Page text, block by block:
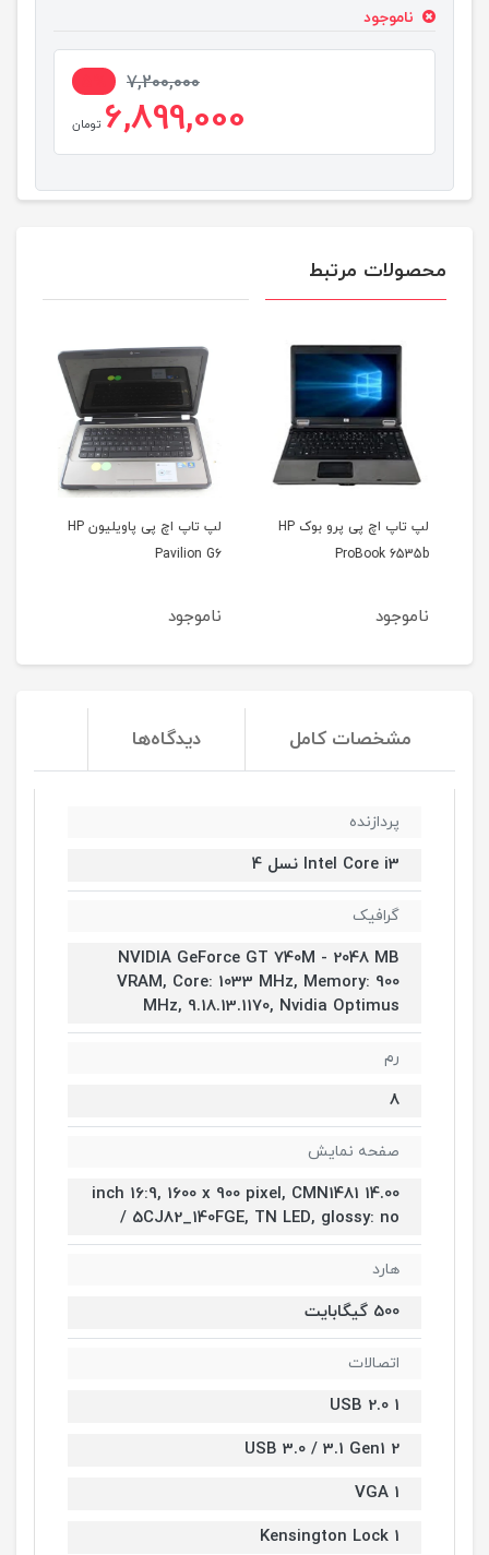
ناموجود
7,200,000
6,899,000 تومان
محصولات مرتبط
لپ تاپ اچ پی پرو بوک HP
ProBook 6535b
ناموجود
لپ تاپ اچ پی پاویلیون HP
Pavilion G6
ناموجود
مشخصات کامل دیدگاه‌ها
پردازنده
Intel Core i3 نسل 4
گرافیک
NVIDIA GeForce GT 740M - 2048 MB
VRAM, Core: 1033 MHz, Memory: 900
MHz, 9.18.13.1170, Nvidia Optimus
رم
8
صفحه نمایش
14.00 inch 16:9, 1600 x 900 pixel, CMN1481
/ 5CJ82_140FGE, TN LED, glossy: no
هارد
500 گیگابایت
اتصالات
1 USB 2.0
2 USB 3.0 / 3.1 Gen1
1 VGA
1 Kensington Lock